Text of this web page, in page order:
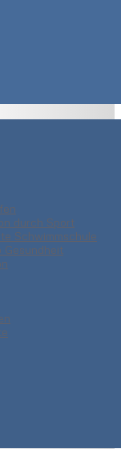
durch Sport
Schwimmschule
Gesundheit